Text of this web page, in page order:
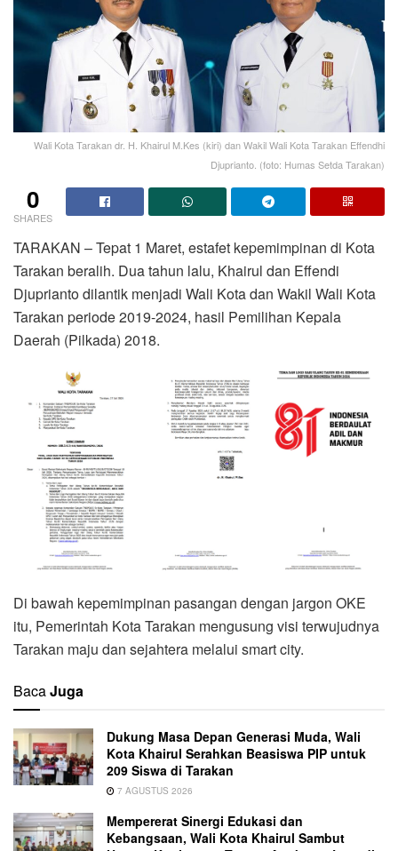
Wali Kota Tarakan dr. H. Khairul M.Kes (kiri) dan Wakil Wali Kota Tarakan Effendhi
Djuprianto. (foto: Humas Setda Tarakan)
0
SHARES
TARAKAN – Tepat 1 Maret, estafet kepemimpinan di Kota
Tarakan beralih. Dua tahun lalu, Khairul dan Effendi
Djuprianto dilantik menjadi Wali Kota dan Wakil Wali Kota
Tarakan periode 2019-2024, hasil Pemilihan Kepala
Daerah (Pilkada) 2018.
Di bawah kepemimpinan pasangan dengan jargon OKE
itu, Pemerintah Kota Tarakan mengusung visi terwujudnya
Tarakan maju dan sejahtera melalui smart city.
BacaJuga
Dukung Masa Depan Generasi Muda, Wali
Kota Khairul Serahkan Beasiswa PIP untuk
209 Siswa di Tarakan
7 AGUSTUS 2026
Mempererat Sinergi Edukasi dan
Kebangsaan, Wali Kota Khairul Sambut